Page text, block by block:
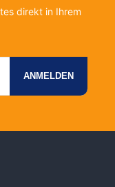
direkt in Ihrem